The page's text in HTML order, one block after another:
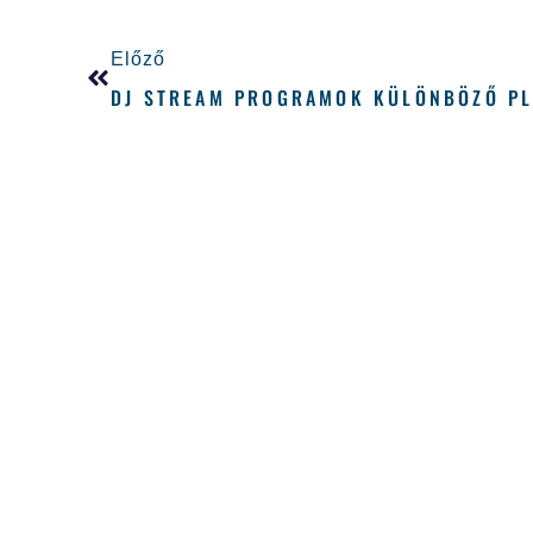
Előző
DJ STREAM PROGRAMOK KÜLÖNBÖZŐ